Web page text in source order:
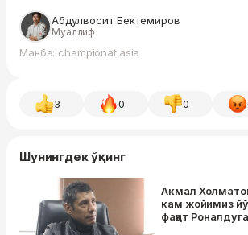
Абдулвосит Бектемиров
Муаллиф
Манба: championat.asia
3 0 0
Шунингдек ўқинг
Акмал
кам жойимиз
фақат